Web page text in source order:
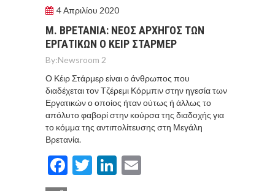
4 Απριλίου 2020
Μ. ΒΡΕΤΑΝIΑ: ΝΕΟΣ ΑΡΧΗΓΟΣ ΤΩΝ
ΕΡΓΑΤΙΚΩΝ Ο ΚΕΙΡ ΣΤΑΡΜΕΡ
By:Newsroom 2
Ο Κέιρ Στάρμερ είναι ο άνθρωπος που
διαδέχεται τον Τζέρεμι Κόρμπιν στην ηγεσία των
Εργατικών ο οποίος ήταν ούτως ή άλλως το
απόλυτο φαβορί στην κούρσα της διαδοχής για
το κόμμα της αντιπολίτευσης στη Μεγάλη
Βρετανία.
Facebook
TwitterLinkedIn